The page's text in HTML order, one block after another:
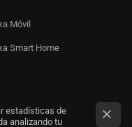
Móvil
Smart Home
estadísticas de
analizando tu